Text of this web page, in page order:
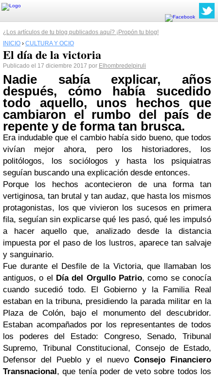
¿Los artículos de tu blog publicados aquí? ¡Propón tu blog!
INICIO › CULTURA Y OCIO
El día de la victoria
Publicado el 17 diciembre 2017 por Elhombredelpiruli
Nadie sabía explicar, años
después, cómo había sucedido
todo aquello, unos hechos que
cambiaron el rumbo del país de
repente y de forma tan brusca.
Era indudable que el cambio había sido bueno, que todos
vivían mejor ahora, pero los historiadores, los
politólogos, los sociólogos y hasta los psiquiatras
seguían buscando una explicación desde entonces.
Porque los hechos acontecieron de una forma tan
vertiginosa, tan brutal y tan audaz, que hasta los mismos
protagonistas, los que vivieron los sucesos en primera
fila, seguían sin explicarse qué les pasó, qué les impulsó
a hacer aquello que, analizado desde la distancia
impuesta por el paso de los lustros, aparece tan salvaje
y sanguinario.
Fue durante el Desfile de la Victoria, que llamaban los
antiguos, o el Día del Orgullo Patrio, como se conocía
cuando sucedió todo. El Gobierno y la Familia Real
estaban en la tribuna, presidiendo la parada militar en la
Plaza de Colón, bajo el monumento del descubridor.
Estaban acompañados por los representantes de todos
los poderes del Estado: Congreso, Senado, Tribunal
Supremo, Tribunal Constitucional, Consejo de Estado,
Defensor del Pueblo y el nuevo Consejo Financiero
Transnacional, que tenía poder de veto sobre todos los